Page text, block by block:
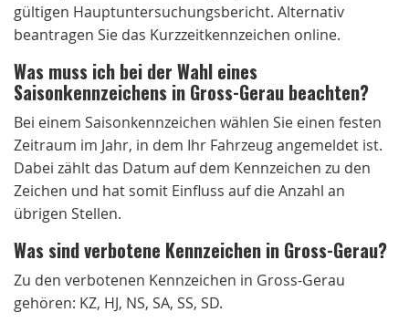
gültigen Hauptuntersuchungsbericht. Alternativ
beantragen Sie das Kurzzeitkennzeichen online.
Was muss ich bei der Wahl eines
Saisonkennzeichens in Gross-Gerau beachten?
Bei einem Saisonkennzeichen wählen Sie einen festen
Zeitraum im Jahr, in dem Ihr Fahrzeug angemeldet ist.
Dabei zählt das Datum auf dem Kennzeichen zu den
Zeichen und hat somit Einfluss auf die Anzahl an
übrigen Stellen.
Was sind verbotene Kennzeichen in Gross-Gerau?
Zu den verbotenen Kennzeichen in Gross-Gerau
gehören: KZ, HJ, NS, SA, SS, SD.